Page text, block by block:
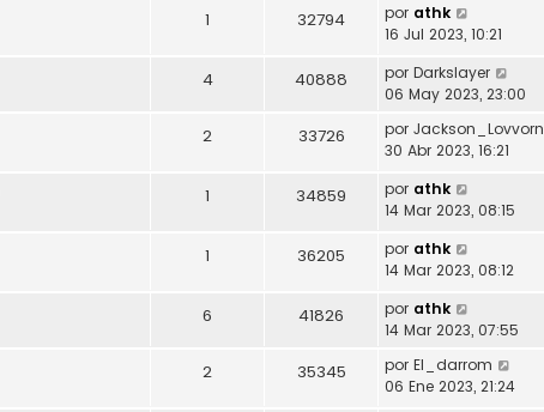
1 32794 por athk
16 Jul 2023, 10:21
4 40888 por Darkslayer
06 May 2023, 23:00
2 33726 por Jackson_Lovvorn
30 Abr 2023, 16:21
1 34859 por athk
14 Mar 2023, 08:15
1 36205 por athk
14 Mar 2023, 08:12
6 41826 por athk
14 Mar 2023, 07:55
2 35345 por El_darrom
06 Ene 2023, 21:24